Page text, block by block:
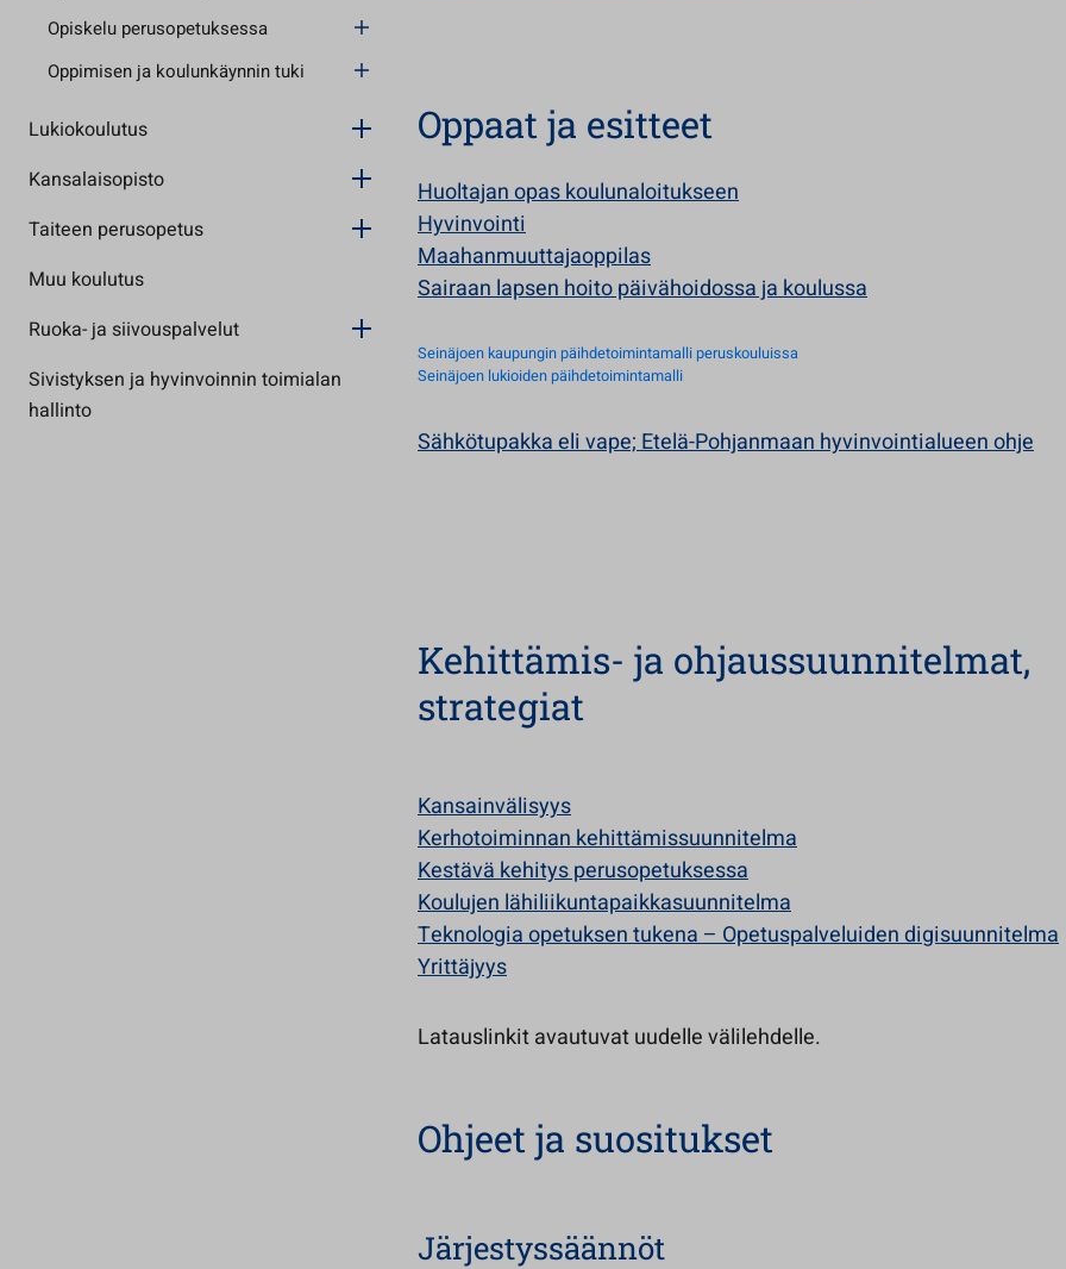
Opiskelu perusopetuksessa
Oppimisen ja koulunkäynnin tuki
Lukiokoulutus
Kansalaisopisto
Taiteen perusopetus
Muu koulutus
Ruoka- ja siivouspalvelut
Sivistyksen ja hyvinvoinnin toimialan
hallinto
Oppaat ja esitteet
Huoltajan opas koulunaloitukseen
Hyvinvointi
Maahanmuuttajaoppilas
Sairaan lapsen hoito päivähoidossa ja koulussa
Seinäjoen kaupungin päihdetoimintamalli peruskouluissa
Seinäjoen lukioiden päihdetoimintamalli
Sähkötupakka eli vape; Etelä-Pohjanmaan hyvinvointialueen ohje
Kehittämis- ja ohjaussuunnitelmat,
strategiat
Kansainvälisyys
Kerhotoiminnan kehittämissuunnitelma
Kestävä kehitys perusopetuksessa
Koulujen lähiliikuntapaikkasuunnitelma
Teknologia opetuksen tukena – Opetuspalveluiden digisuunnitelma
Yrittäjyys
Latauslinkit avautuvat uudelle välilehdelle.
Ohjeet ja suositukset
Järjestyssäännöt